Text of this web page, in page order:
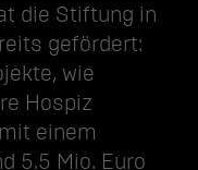
die Stiftung in
gefördert:
wie
Hospiz
einem
5.5 Mio. Euro